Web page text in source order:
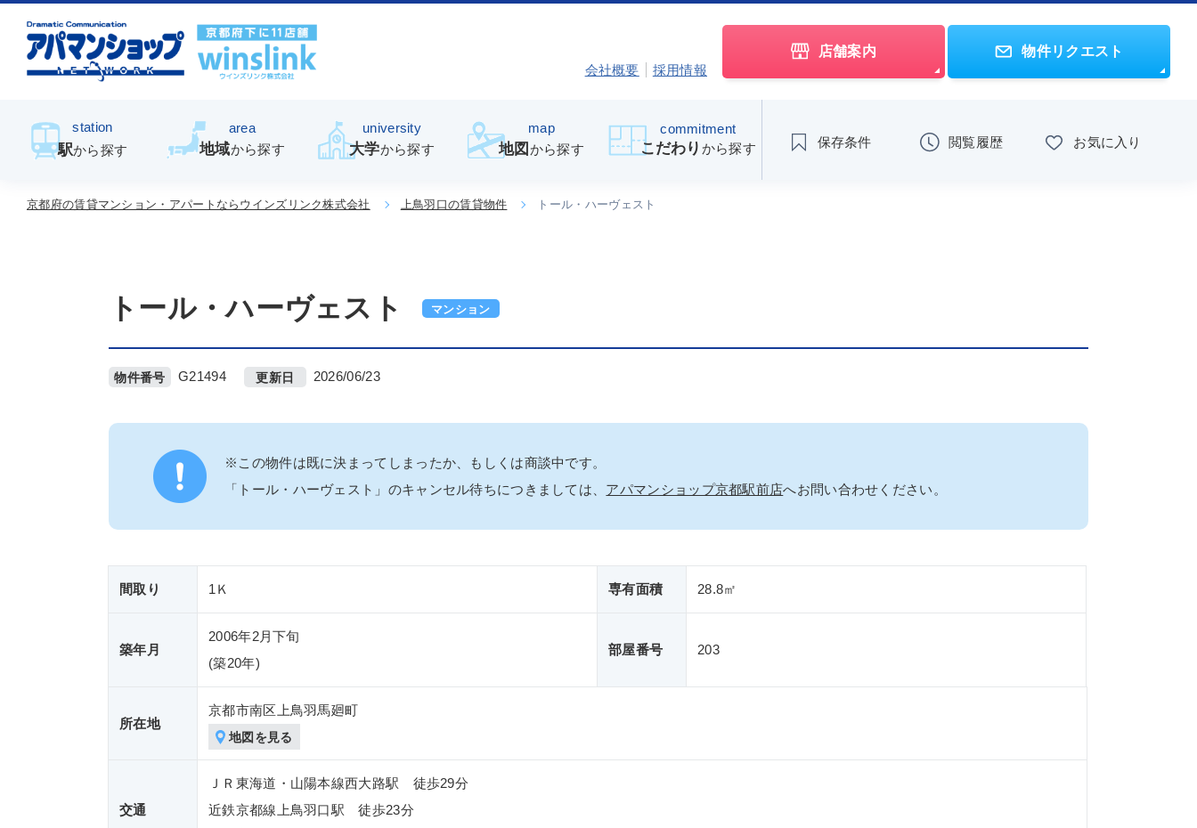
会社概要 採用情報
店舗案内 物件リクエスト
station
駅から探す
area
地域から探す
university
大学から探す
map
地図 から探す
commitment
こだわり から探す 保存条件 閲覧履歴 お気に入り
京都府の賃貸マンション・アパートならウインズリンク株式会社 上鳥羽口の賃貸物件 トール・ハーヴェスト
マンション
トール・ハーヴェスト
物件番号 G21494 更新日 2026/06/23
※この物件は既に決まってしまったか、もしくは商談中です。
「トール・ハーヴェスト」のキャンセル待ちにつきましては、 アパマンショップ京都駅前店へお問い合わせください。
間取り 1Ｋ 専有面積 28.8㎡
築年月
2006年2月下旬
(築20年)
部屋番号 203
所在地
京都市南区上鳥羽馬廻町
地図を見る
交通
ＪＲ東海道・山陽本線西大路駅 徒歩29分
近鉄京都線上鳥羽口駅 徒歩23分